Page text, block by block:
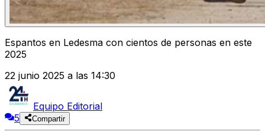
Espantos en Ledesma con cientos de personas en este
2025
22 junio 2025 a las 14:30
Equipo Editorial
5
Compartir